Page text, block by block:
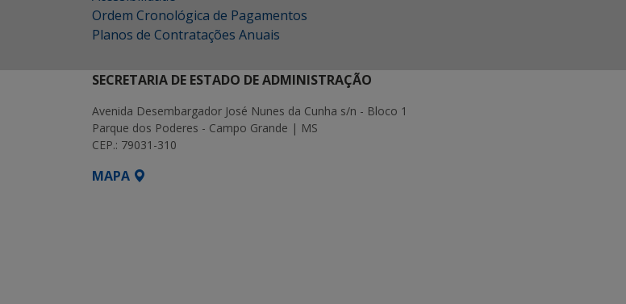
Ordem Cronológica de Pagamentos
Planos de Contratações Anuais
SECRETARIA DE ESTADO DE ADMINISTRAÇÃO
Avenida Desembargador José Nunes da Cunha s/n - Bloco 1
Parque dos Poderes - Campo Grande | MS
CEP.: 79031-310
MAPA